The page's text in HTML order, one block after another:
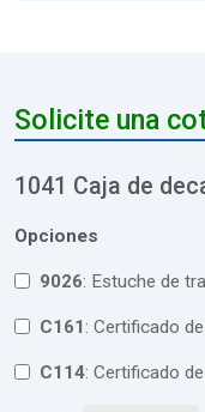
Solicite una
1041 Caja de
Opciones
9026 : Estuche de
C161 : Certificado
C114 : Certificado